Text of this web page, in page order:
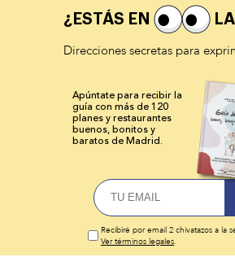
¿ESTÁS EN
LA
Direcciones secretas para
Apúntate para recibir la
guía con más de 120
planes y restaurantes
buenos, bonitos y
baratos de Madrid.
Recibiré por email 2 chivatazos a la
Ver términos legales.